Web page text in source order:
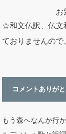
お
☆和文仏訳、仏文
ておりませんので
コメントありがと
もう森へなんか行